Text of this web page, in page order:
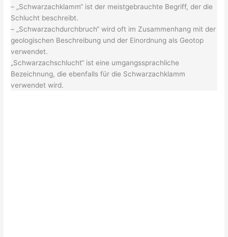
– „Schwarzachklamm“ ist der meistgebrauchte Begriff, der die
Schlucht beschreibt.
– „Schwarzachdurchbruch“ wird oft im Zusammenhang mit der
geologischen Beschreibung und der Einordnung als Geotop
verwendet.
„Schwarzachschlucht“ ist eine umgangssprachliche
Bezeichnung, die ebenfalls für die Schwarzachklamm
verwendet wird.